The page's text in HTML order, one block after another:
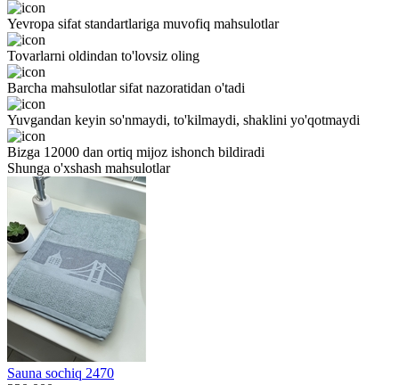
Yevropa sifat standartlariga muvofiq mahsulotlar
Tovarlarni oldindan to'lovsiz oling
Barcha mahsulotlar sifat nazoratidan o'tadi
Yuvgandan keyin so'nmaydi, to'kilmaydi, shaklini yo'qotmaydi
Bizga 12000 dan ortiq mijoz ishonch bildiradi
Shunga o'xshash mahsulotlar
Sauna sochiq 2470